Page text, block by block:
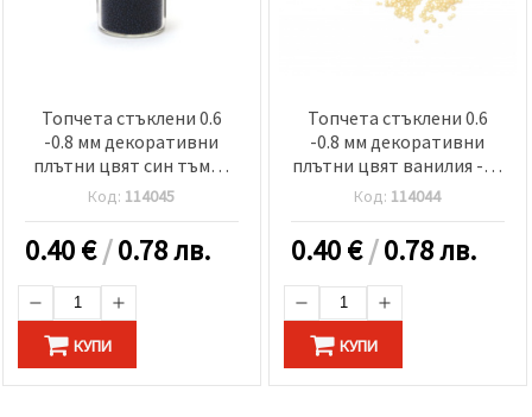
Топчета стъклени 0.6
-0.8 мм декоративни
плътни цвят син тъмен
-10 грама
Код: 114045
0.40€/0.78 лв.
КУПИ
Топчета стъклени 0.6
-0.8 мм декоративни
плътни цвят ванилия -10
грама
Код: 114044
0.40€/0.78 лв.
КУПИ